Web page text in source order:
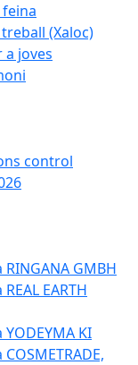
(Xaloc)
a joves
control
GMBH
EARTH
KI